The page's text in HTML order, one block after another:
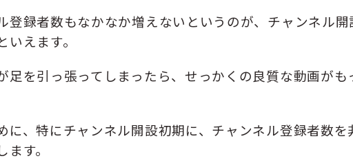
登録者数もなかなか増えないというのが、チャンネル開
えます。
足を引っ張ってしまったら、せっかくの良質な動画がも
に、特にチャンネル開設初期に、チャンネル登録者数を
す。